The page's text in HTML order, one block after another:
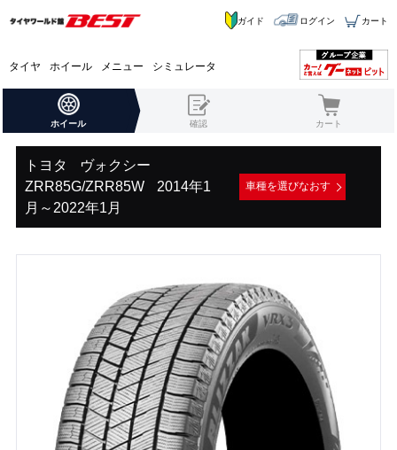
タイヤ ホイール メニュー シミュレータ
ガイド ログイン カート
ホイール 確認 カート
トヨタ
ヴォクシー
ZRR85G/ZRR85W
2014年1
月～2022年1月
車種を選びなおす